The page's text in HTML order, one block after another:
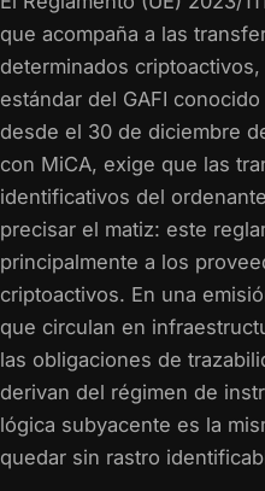
que acompaña a las
determinados
estándar del GAFI
desde el 30 de diciembre
con MiCA, exige que las
identificativos del
precisar el matiz: este
principalmente a los
criptoactivos. En una
que circulan en
las obligaciones de
derivan del régimen de
lógica subyacente es la
quedar sin rastro